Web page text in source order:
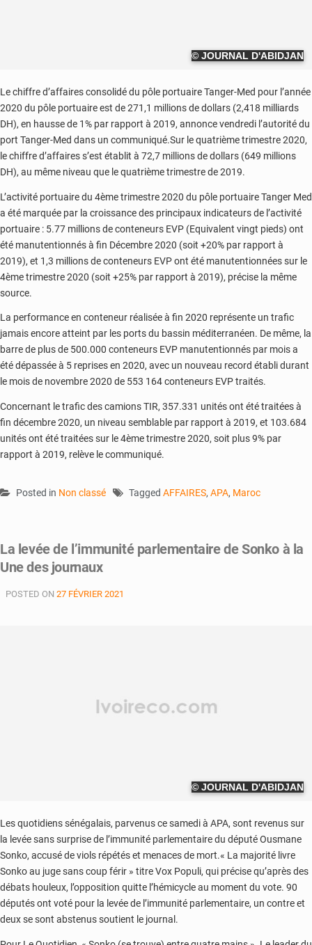
© JOURNAL D'ABIDJAN
Le chiffre d’affaires consolidé du pôle portuaire Tanger-Med pour l’année
2020 du pôle portuaire est de 271,1 millions de dollars (2,418 milliards
DH), en hausse de 1% par rapport à 2019, annonce vendredi l’autorité du
port Tanger-Med dans un communiqué.Sur le quatrième trimestre 2020,
le chiffre d’affaires s’est établit à 72,7 millions de dollars (649 millions
DH), au même niveau que le quatrième trimestre de 2019.
L’activité portuaire du 4ème trimestre 2020 du pôle portuaire Tanger Med
a été marquée par la croissance des principaux indicateurs de l’activité
portuaire : 5.77 millions de conteneurs EVP (Equivalent vingt pieds) ont
été manutentionnés à fin Décembre 2020 (soit +20% par rapport à
2019), et 1,3 millions de conteneurs EVP ont été manutentionnées sur le
4ème trimestre 2020 (soit +25% par rapport à 2019), précise la même
source.
La performance en conteneur réalisée à fin 2020 représente un trafic
jamais encore atteint par les ports du bassin méditerranéen. De même, la
barre de plus de 500.000 conteneurs EVP manutentionnés par mois a
été dépassée à 5 reprises en 2020, avec un nouveau record établi durant
le mois de novembre 2020 de 553 164 conteneurs EVP traités.
Concernant le trafic des camions TIR, 357.331 unités ont été traitées à
fin décembre 2020, un niveau semblable par rapport à 2019, et 103.684
unités ont été traitées sur le 4ème trimestre 2020, soit plus 9% par
rapport à 2019, relève le communiqué.
Posted in Non classé Tagged AFFAIRES, APA, Maroc
La levée de l’immunité parlementaire de Sonko à la
Une des journaux
POSTED ON 27 FÉVRIER 2021
© JOURNAL D'ABIDJAN
Les quotidiens sénégalais, parvenus ce samedi à APA, sont revenus sur
la levée sans surprise de l’immunité parlementaire du député Ousmane
Sonko, accusé de viols répétés et menaces de mort.« La majorité livre
Sonko au juge sans coup férir » titre Vox Populi, qui précise qu’après des
débats houleux, l’opposition quitte l’hémicycle au moment du vote. 90
députés ont voté pour la levée de l’immunité parlementaire, un contre et
deux se sont abstenus soutient le journal.